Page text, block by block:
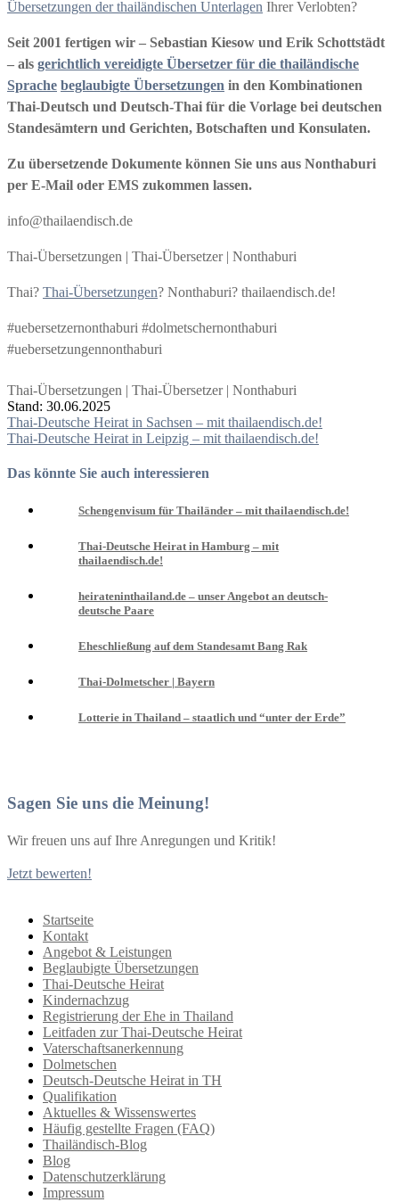
Übersetzungen der thailändischen Unterlagen Ihrer Verlobten?
Seit 2001 fertigen wir – Sebastian Kiesow und Erik Schottstädt
– als gerichtlich vereidigte Übersetzer für die thailändische
Sprache beglaubigte Übersetzungen in den Kombinationen
Thai-Deutsch und Deutsch-Thai für die Vorlage bei deutschen
Standesämtern und Gerichten, Botschaften und Konsulaten.
Zu übersetzende Dokumente können Sie uns aus Nonthaburi
per E-Mail oder EMS zukommen lassen.
info@thailaendisch.de
Thai-Übersetzungen | Thai-Übersetzer | Nonthaburi
Thai? Thai-Übersetzungen? Nonthaburi? thailaendisch.de!
#uebersetzernonthaburi #dolmetschernonthaburi
#uebersetzungennonthaburi
Thai-Übersetzungen | Thai-Übersetzer | Nonthaburi
Stand: 30.06.2025
Beitragsnavigation
Thai-Deutsche Heirat in Sachsen – mit thailaendisch.de!
Thai-Deutsche Heirat in Leipzig – mit thailaendisch.de!
Das könnte Sie auch interessieren
Schengenvisum für Thailänder – mit thailaendisch.de!
Thai-Deutsche Heirat in Hamburg – mit
thailaendisch.de!
heirateninthailand.de – unser Angebot an deutsch-
deutsche Paare
Eheschließung auf dem Standesamt Bang Rak
Thai-Dolmetscher | Bayern
Lotterie in Thailand – staatlich und “unter der Erde”
Sagen Sie uns die Meinung!
Wir freuen uns auf Ihre Anregungen und Kritik!
Jetzt bewerten!
Startseite
Kontakt
Angebot & Leistungen
Beglaubigte Übersetzungen
Thai-Deutsche Heirat
Kindernachzug
Registrierung der Ehe in Thailand
Leitfaden zur Thai-Deutsche Heirat
Vaterschaftsanerkennung
Dolmetschen
Deutsch-Deutsche Heirat in TH
Qualifikation
Aktuelles & Wissenswertes
Häufig gestellte Fragen (FAQ)
Thailändisch-Blog
Blog
Datenschutzerklärung
Impressum